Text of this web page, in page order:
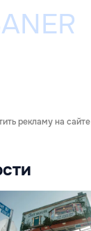
рекламу на сайте